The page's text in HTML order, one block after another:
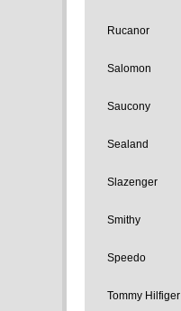
Rucanor
Salomon
Saucony
Sealand
Slazenger
Smithy
Speedo
Tommy Hilfiger